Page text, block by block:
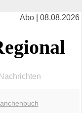
Abo | 08.08.2026